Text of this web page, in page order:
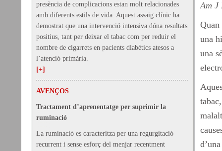
presència de complicacions estan molt relacionades
amb diferents estils de vida. Aquest assaig clínic ha
demostrat que una intervenció intensiva dóna resultats
positius, tant per deixar el tabac com per reduir el
nombre de cigarrets en pacients diabètics atesos a
l’atenció primària.
[+]
AVENÇOS
Tractament d’aprenentatge per suprimir la
ruminació
La ruminació es caracteritza per una regurgitació
recurrent i sense esforç del menjar recentment
Am J
una
una